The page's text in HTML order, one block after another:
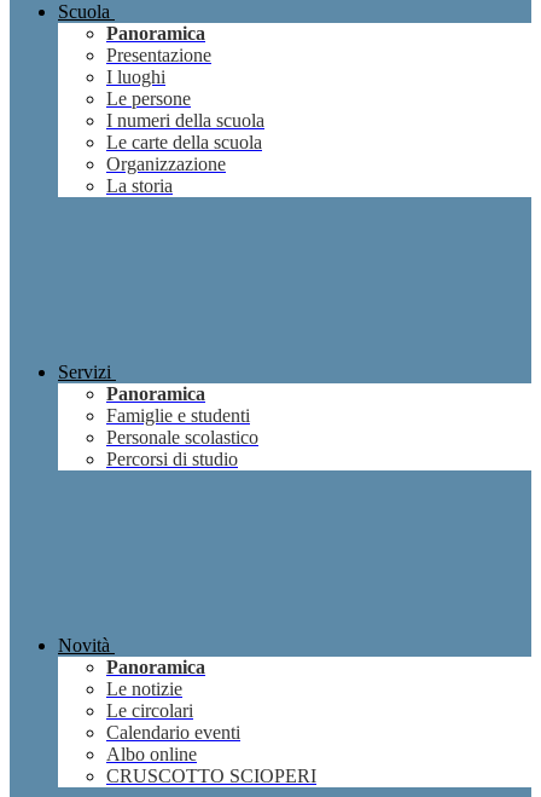
Scuola
Panoramica
Presentazione
I luoghi
Le persone
I numeri della scuola
Le carte della scuola
Organizzazione
La storia
Servizi
Panoramica
Famiglie e studenti
Personale scolastico
Percorsi di studio
Novità
Panoramica
Le notizie
Le circolari
Calendario eventi
Albo online
CRUSCOTTO SCIOPERI